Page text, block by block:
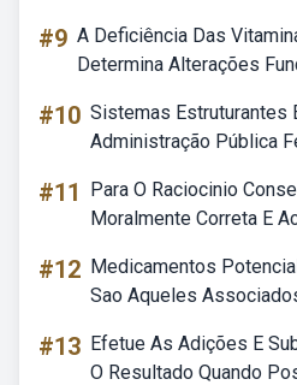
#9 A Deficiência Das
Determina Alterações
#10 Sistemas Estruturantes
Administração Pública
#11
Para O Raciocinio
Moralmente Correta E
#12 Medicamentos
Sao Aqueles
#13 Efetue As Adições E
O Resultado Quando